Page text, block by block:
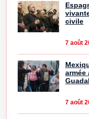
civile
7 août
armée
7 août